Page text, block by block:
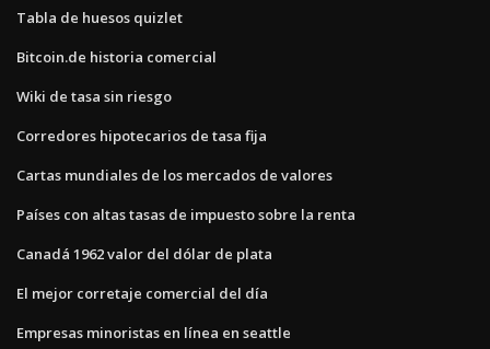
Tabla de huesos quizlet
Bitcoin.de historia comercial
Wiki de tasa sin riesgo
Corredores hipotecarios de tasa fija
Cartas mundiales de los mercados de valores
Países con altas tasas de impuesto sobre la renta
Canadá 1962 valor del dólar de plata
El mejor corretaje comercial del día
Empresas minoristas en línea en seattle